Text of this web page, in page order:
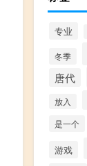
专业
冬季
唐代
放入
是一个
游戏